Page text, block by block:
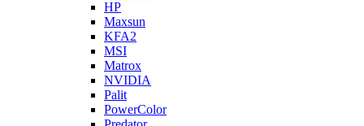
HP
Maxsun
KFA2
MSI
Matrox
NVIDIA
Palit
PowerColor